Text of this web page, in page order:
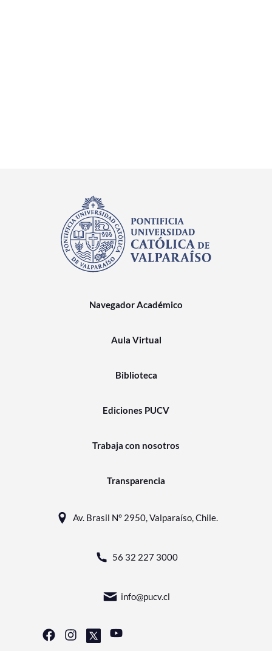
Navegador Académico
Aula Virtual
Biblioteca
Ediciones PUCV
Trabaja con nosotros
Transparencia
Av. Brasil N° 2950, Valparaíso, Chile.
56 32 227 3000
info@pucv.cl